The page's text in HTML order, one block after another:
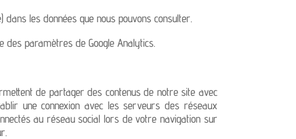
les données que nous pouvons consulter.
des paramètres de Google Analytics.
de partager des contenus de notre site avec
une connexion avec les serveurs des réseaux
au réseau social lors de votre navigation sur